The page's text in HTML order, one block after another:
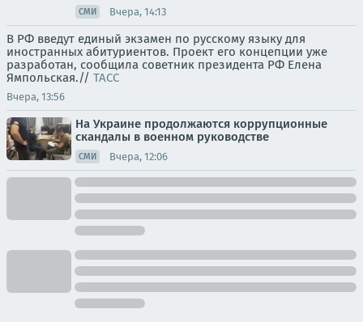
СМИ Вчера, 14:13
В РФ введут единый экзамен по русскому языку для
иностранных абитуриентов. Проект его концепции уже
разработан, сообщила советник президента РФ Елена
Ямпольская.// ТАСС
Вчера, 13:56
На Украине продолжаются коррупционные
скандалы в военном руководстве
СМИ Вчера, 12:06